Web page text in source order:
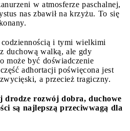
w atmosferze paschalnej,
nas zbawił na krzyżu. To się
i tymi wielkimi
duchową walką, ale gdy
może być doświadczenie
adhortacji poświęcona jest
a przecież tragiczny.
drodze rozwój dobra, duchowe
są najlepszą przeciwwagą dla